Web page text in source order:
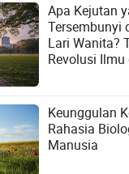
Apa Kejutan
Tersembunyi
Lari Wanita?
Revolusi
Keunggulan
Rahasia
Manusia